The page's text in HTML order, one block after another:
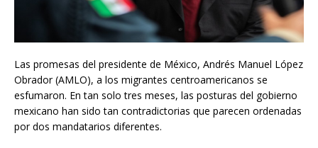
Las promesas del presidente de México, Andrés Manuel López
Obrador (AMLO), a los migrantes centroamericanos se
esfumaron. En tan solo tres meses, las posturas del gobierno
mexicano han sido tan contradictorias que parecen ordenadas
por dos mandatarios diferentes.